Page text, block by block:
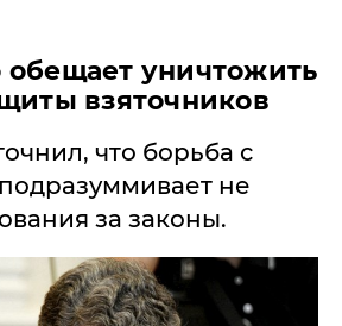
уничтожить
взяточников
что борьба с
не
за законы.